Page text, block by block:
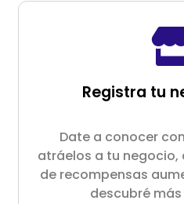
Registra tu
Date a conocer
atráelos a tu
de recompensas
descubré